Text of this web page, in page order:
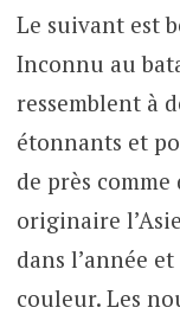
Le suivant est
Inconnu au
ressemblent à
étonnants et
de près
originaire
dans l’année
couleur. Les